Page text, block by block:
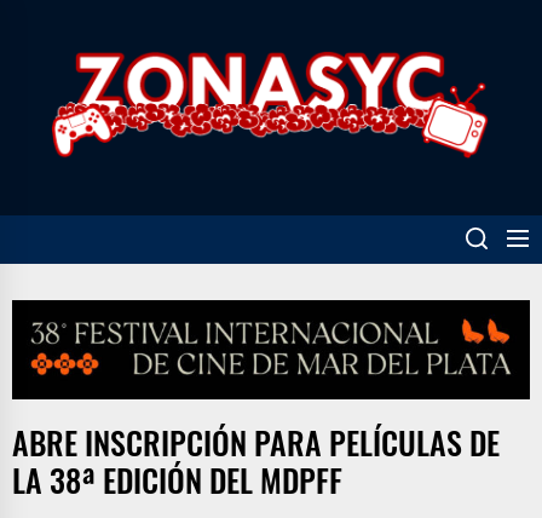
content
ABRE INSCRIPCIÓN PARA PELÍCULAS DE
LA 38ª EDICIÓN DEL MDPFF